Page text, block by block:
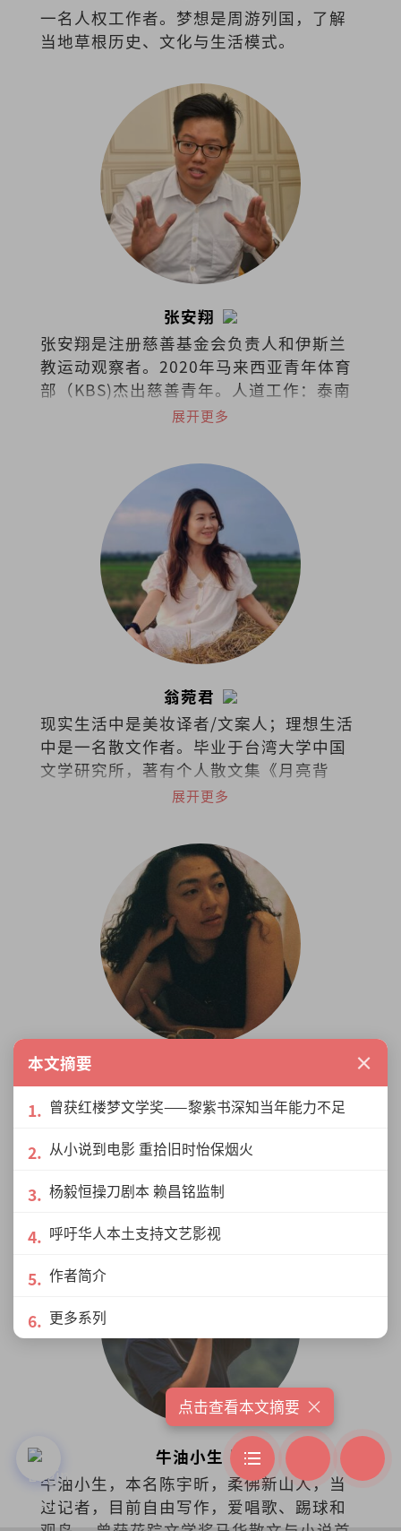
一名人权工作者。梦想是周游列国，了解
当地草根历史、文化与生活模式。
张安翔
张安翔是注册慈善基金会负责人和伊斯兰
教运动观察者。2020年马来西亚青年体育
部（KBS)杰出慈善青年。人道工作：泰南
边界（2016）、克斯巴扎-孟加拉
其（2019）、台湾（2023）、尼泊尔
（2024）和约旦（2024）。
展开更多
翁菀君
现实生活中是美妆译者/文案人；理想生活
中是一名散文作者。毕业于台湾大学中国
文学研究所，著有个人散文集《月亮背
面》和《文字烧》。喜欢跑步、放空、撸
书，爱面包也爱梦想，集所有矛盾于一身
展开更多
大马当代创意艺术制作人。创办Toccata
品，目前为亚洲制作人平台的委员会成
艺术领导力项目国际成员。
牛油小生
牛油小生，本名陈宇昕，柔佛新山人，当
过记者，目前自由写作，爱唱歌、踢球和
本文摘要 ×
曾获红楼梦文学奖——黎紫书深知当年能力不足
从小说到电影 重拾旧时怡保烟火
杨毅恒操刀剧本 赖昌铭监制
呼吁华人本土支持文艺影视
作者简介
更多系列
点击查看本文摘要 ×